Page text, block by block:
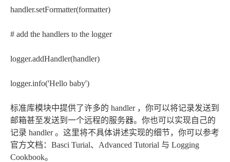
handler.setFormatter(formatter)
# add the handlers to the logger
logger.addHandler(handler)
logger.info('Hello baby')
标准库模块中提供了许多的 handler ，你可以将记录发送到
邮箱甚至发送到一个远程的服务器。你也可以实现自己的
记录 handler 。这里将不具体讲述实现的细节，你可以参考
官方文档：Basci Turial、Advanced Tutorial 与 Logging
Cookbook。